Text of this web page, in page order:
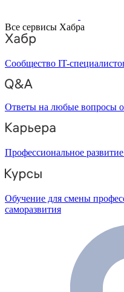
Все сервисы Хабра
Сообщество IT-
Ответы на любые вопросы
Профессиональное
Обучение для смены
саморазвития